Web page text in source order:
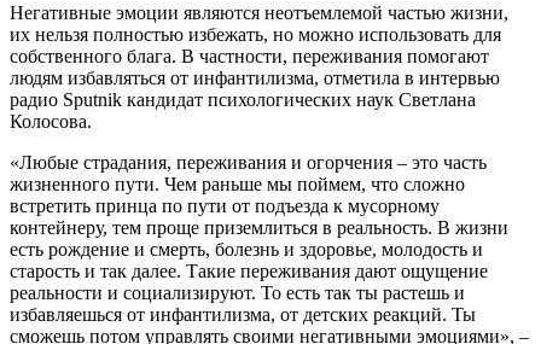
Негативные эмоции являются неотъемлемой частью жизни,
их нельзя полностью избежать, но можно использовать для
собственного блага. В частности, переживания помогают
людям избавляться от инфантилизма, отметила в интервью
радио Sputnik кандидат психологических наук Светлана
Колосова.
«Любые страдания, переживания и огорчения – это часть
жизненного пути. Чем раньше мы поймем, что сложно
встретить принца по пути от подъезда к мусорному
контейнеру, тем проще приземлиться в реальность. В жизни
есть рождение и смерть, болезнь и здоровье, молодость и
старость и так далее. Такие переживания дают ощущение
реальности и социализируют. То есть так ты растешь и
избавляешься от инфантилизма, от детских реакций. Ты
сможешь потом управлять своими негативными эмоциями», –